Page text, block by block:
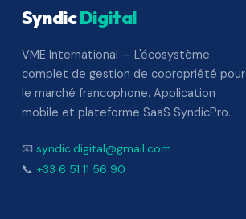
SyndicDigital
VME International — L'écosystème
complet de gestion de copropriété pour
le marché francophone. Application
mobile et plateforme SaaS SyndicPro.
📧 syndic.digital@gmail.com
📞 +33 6 51 11 56 90